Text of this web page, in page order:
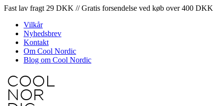
Fast lav fragt 29 DKK // Gratis forsendelse ved køb over 400 DKK
Vilkår
Nyhedsbrev
Kontakt
Om Cool Nordic
Blog om Cool Nordic